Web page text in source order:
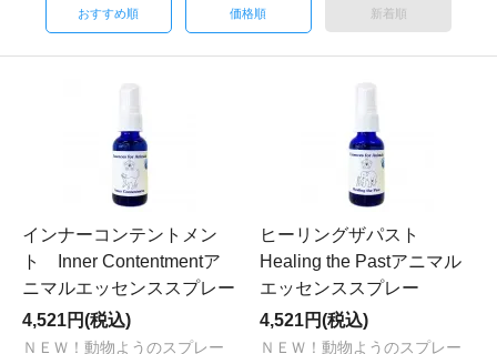
おすすめ順 価格順 新着順
インナーコンテントメン
ト Inner Contentmentア
ニマルエッセンススプレー
4,521円(税込)
ＮＥＷ！動物ようのスプレー
ヒーリングザパスト
Healing the Pastアニマル
エッセンススプレー
4,521円(税込)
ＮＥＷ！動物ようのスプレー